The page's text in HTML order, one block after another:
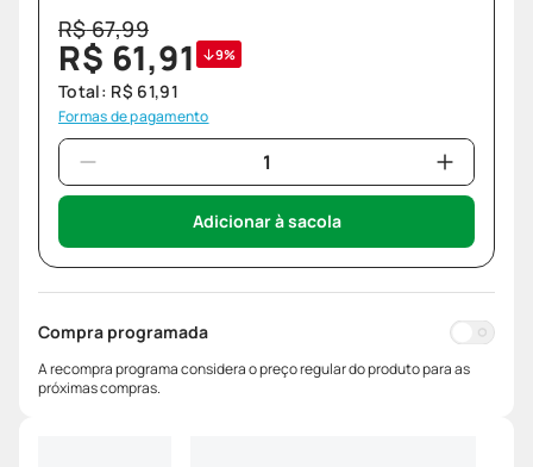
R$67,99
R$ 61,91 9%
Total: R$ 61,91
Formas de pagamento
Adicionar à sacola
Compra programada
A recompra programa considera o preço regular do produto para as
próximas compras.